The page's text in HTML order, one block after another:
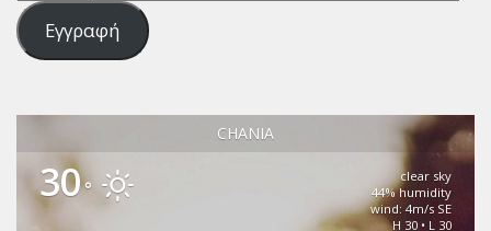
email
Εγγραφή
CHANIA
30°
clear sky
44% humidity
wind: 4m/s SE
H 30 • L 30